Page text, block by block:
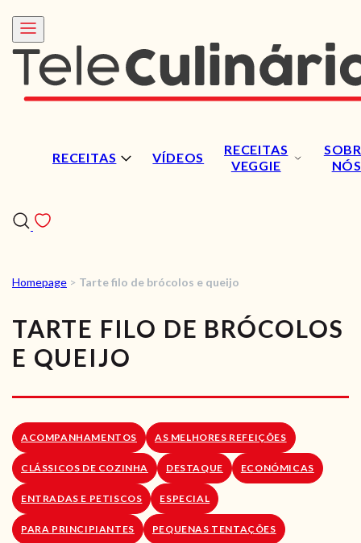
RECEITAS VÍDEOS
RECEITAS
VEGGIE
NÓS
RECEITAS
VÍDEOS
LOJA ONLINE
BLOG
Homepage > Tarte filo de brócolos e queijo
TARTE FILO DE BRÓCOLOS
E QUEIJO
ACOMPANHAMENTOS AS MELHORES REFEIÇÕES
CLÁSSICOS DE COZINHA DESTAQUE ECONÓMICAS
ENTRADAS E PETISCOS ESPECIAL
PARA PRINCIPIANTES PEQUENAS TENTAÇÕES